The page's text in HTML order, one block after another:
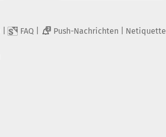
FAQ 2 Push-Nachrichten Netiquette